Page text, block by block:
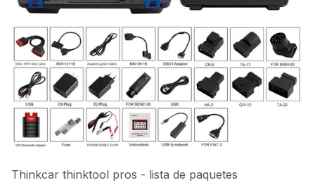
Thinkcar thinktool pros - lista de paquetes